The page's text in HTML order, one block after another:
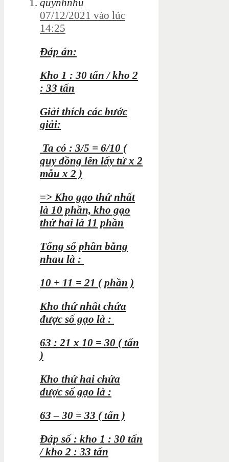
07/12/2021 vào lúc
14:25
Đáp án:
Kho 1 : 30 tấn / kho 2
: 33 tấn
Giải thích các bước
giải:
Ta có : 3/5 = 6/10 (
quy đồng lên lấy tử x 2
mẫu x 2 )
=> Kho gạo thứ nhất
là 10 phần, kho gạo
thứ hai là 11 phần
Tổng số phần bằng
nhau là :
10 + 11 = 21 ( phần )
Kho thứ nhất chứa
được số gạo là :
63 : 21 x 10 = 30 ( tấn
)
Kho thứ hai chứa
được số gạo là :
63 – 30 = 33 ( tấn )
Đáp số : kho 1 : 30 tấn
/ kho 2 : 33 tấn